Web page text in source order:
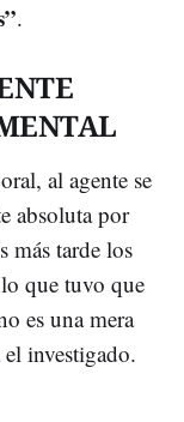
.
al agente se
absoluta por
más tarde los
que tuvo que
es una mera
investigado.